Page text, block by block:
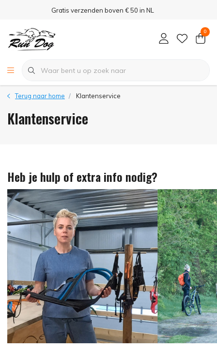
Gratis verzenden boven € 50 in NL
0
Terug naar home Klantenservice
Klantenservice
Heb je hulp of extra info nodig?